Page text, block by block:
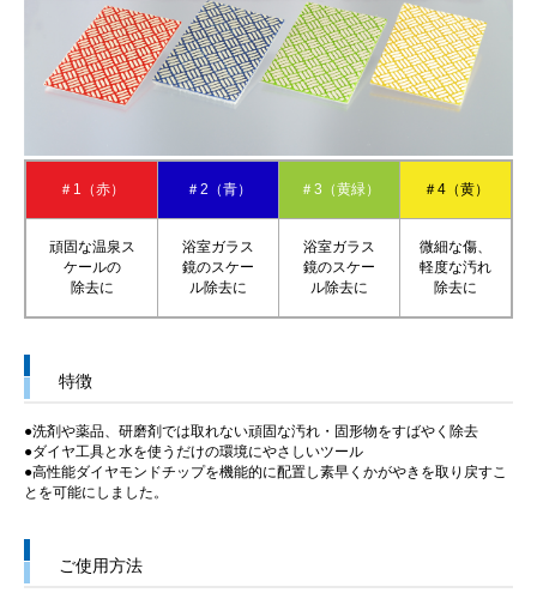
＃1（赤） ＃2（青） ＃3（黄緑） ＃4（黄）
頑固な温泉ス
ケールの
除去に
浴室ガラス
鏡のスケー
ル除去に
浴室ガラス
鏡のスケー
ル除去に
微細な傷、
軽度な汚れ
除去に
特徴
●洗剤や薬品、研磨剤では取れない頑固な汚れ・固形物をすばやく除去
●ダイヤ工具と水を使うだけの環境にやさしいツール
●高性能ダイヤモンドチップを機能的に配置し素早くかがやきを取り戻すこ
とを可能にしました。
ご使用方法